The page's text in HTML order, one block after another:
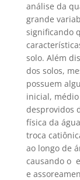
análise da
grande
significando
solo. Além
dos solos,
possuem
inicial, médio
desprovidos
física da
troca
ao longo de
causando o
e